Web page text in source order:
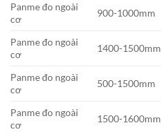
Panme đo ngoài
cơ
900-1000mm
Panme đo ngoài
cơ
1400-1500mm
Panme đo ngoài
cơ
500-1500mm
Panme đo ngoài
cơ
1500-1600mm